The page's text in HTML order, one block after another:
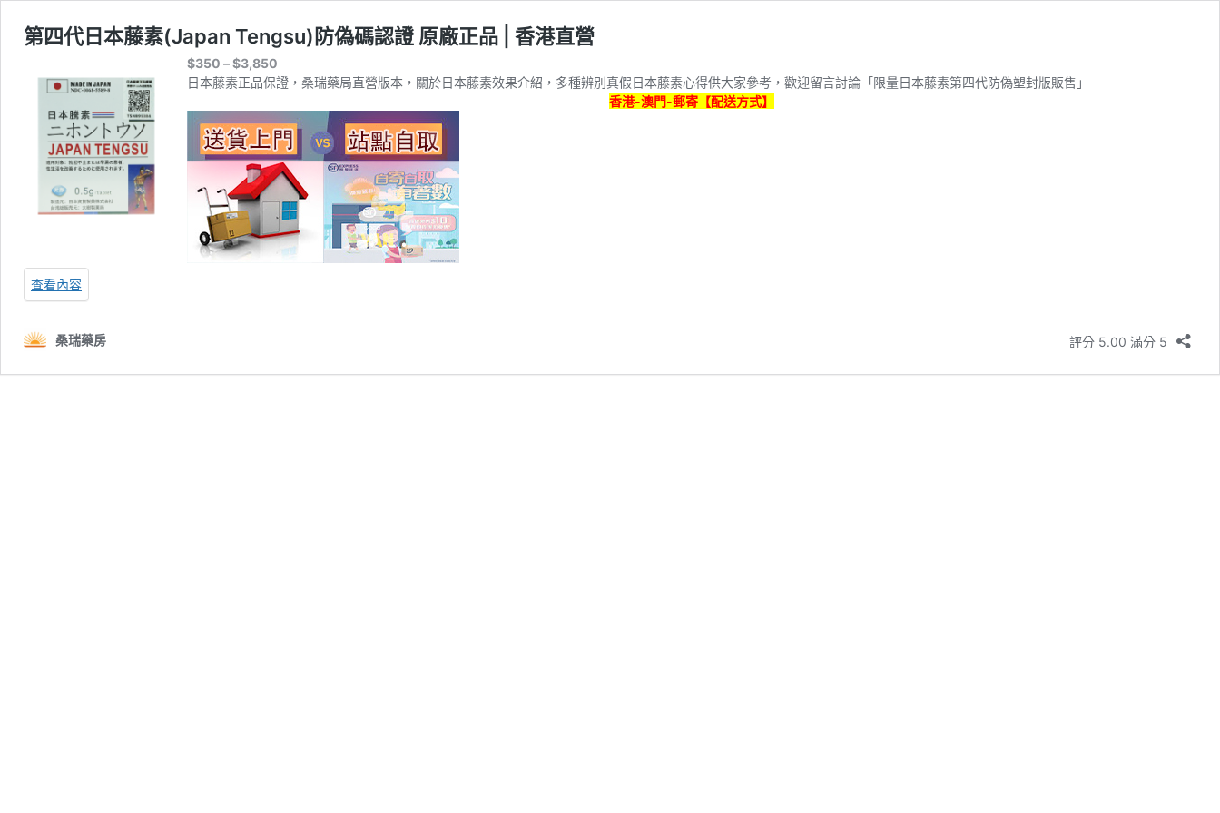
第四代日本藤素(Japan Tengsu)防偽碼認證 原廠正品 | 香港直營
$350 –$3,850
格
圍：
$350
到
$3,850
日本藤素正品保證，桑瑞藥局直營版本，關於日本藤素效果介紹，多種辨別真假日本藤素心得供大家參考，歡迎留言討論「限量日本藤素第四代防偽塑封版販售」
香港-澳門-郵寄【配送方式】
查看內容
桑瑞藥房 評分 5.00 滿分 5